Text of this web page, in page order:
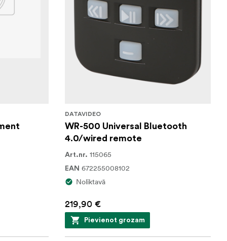
DATAVIDEO
WR-500 Universal Bluetooth
4.0/wired remote
Art.nr. 115065
EAN 672255008102
Noliktavā
219,90 €
Pievienot grozam